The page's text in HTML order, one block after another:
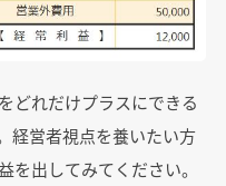
どれだけプラスにできる
経営者視点を養いたい方
を出してみてください。